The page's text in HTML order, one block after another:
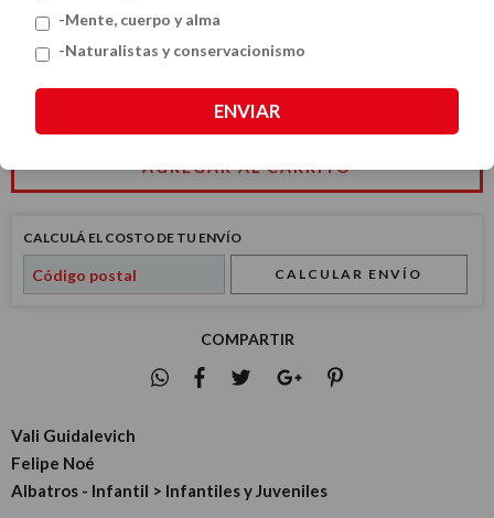
$42.36 USD
CALCULÁ EL COSTO DE TU ENVÍO
CALCULAR ENVÍO
COMPARTIR
Vali Guidalevich
Felipe Noé
Albatros - Infantil > Infantiles y Juveniles
-Mente, cuerpo y alma
-Naturalistas y conservacionismo
ENVIAR